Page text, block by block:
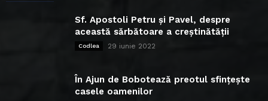
Sf. Apostoli Petru și Pavel, despre
această sărbătoare a creștinătății
Codlea 29 iunie 2022
În Ajun de Bobotează preotul sfințește
casele oamenilor